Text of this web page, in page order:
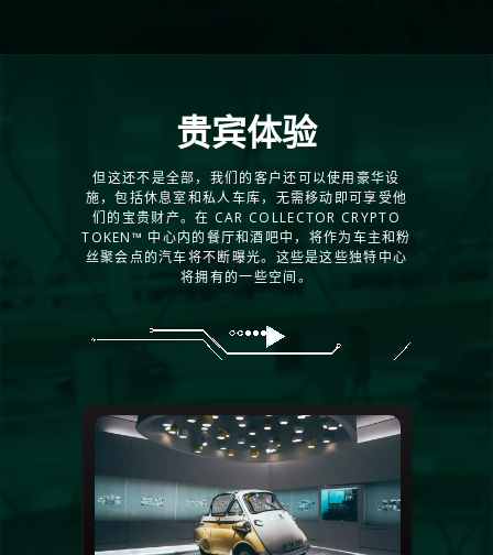
贵宾体验
但这还不是全部，我们的客户还可以使用豪华设
施，包括休息室和私人车库，无需移动即可享受他
们的宝贵财产。在 CAR COLLECTOR CRYPTO
TOKEN™ 中心内的餐厅和酒吧中，将作为车主和粉
丝聚会点的汽车将不断曝光。这些是这些独特中心
将拥有的一些空间。